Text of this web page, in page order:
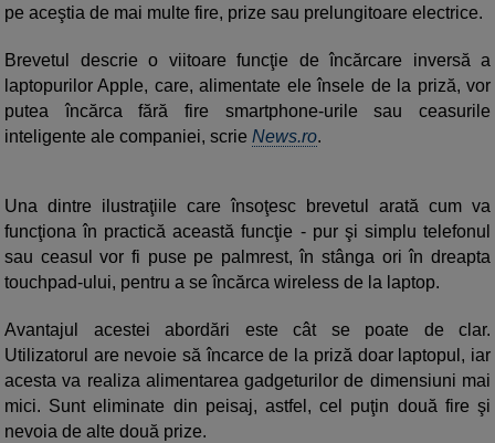
pe aceştia de mai multe fire, prize sau prelungitoare electrice.
Brevetul descrie o viitoare funcţie de încărcare inversă a
laptopurilor Apple, care, alimentate ele însele de la priză, vor
putea încărca fără fire smartphone-urile sau ceasurile
inteligente ale companiei, scrie News.ro.
Una dintre ilustraţiile care însoţesc brevetul arată cum va
funcţiona în practică această funcţie - pur şi simplu telefonul
sau ceasul vor fi puse pe palmrest, în stânga ori în dreapta
touchpad-ului, pentru a se încărca wireless de la laptop.
Avantajul acestei abordări este cât se poate de clar.
Utilizatorul are nevoie să încarce de la priză doar laptopul, iar
acesta va realiza alimentarea gadgeturilor de dimensiuni mai
mici. Sunt eliminate din peisaj, astfel, cel puţin două fire şi
nevoia de alte două prize.